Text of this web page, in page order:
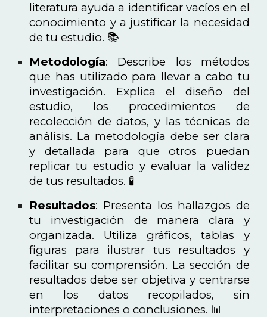
literatura ayuda a identificar vacíos en el
conocimiento y a justificar la necesidad
de tu estudio. 📚
Metodología: Describe los métodos
que has utilizado para llevar a cabo tu
investigación. Explica el diseño del
estudio, los procedimientos de
recolección de datos, y las técnicas de
análisis. La metodología debe ser clara
y detallada para que otros puedan
replicar tu estudio y evaluar la validez
de tus resultados. 🧪
Resultados: Presenta los hallazgos de
tu investigación de manera clara y
organizada. Utiliza gráficos, tablas y
figuras para ilustrar tus resultados y
facilitar su comprensión. La sección de
resultados debe ser objetiva y centrarse
en los datos recopilados, sin
interpretaciones o conclusiones. 📊